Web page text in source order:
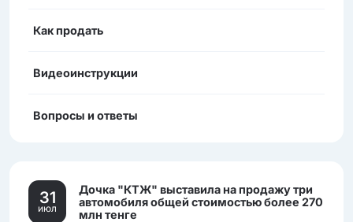
Как продать
Видеоинструкции
Вопросы и ответы
31
июл
Дочка "КТЖ" выставила на продажу три
автомобиля общей стоимостью более 270
млн тенге